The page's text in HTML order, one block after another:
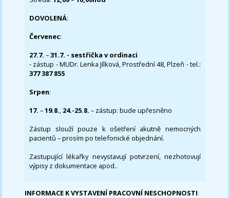
DOVOLENÁ:
Červenec:
27.7.–31.7. - sestřička v ordinaci
- zástup - MUDr. Lenka Jílková, Prostřední 48, Plzeň - tel.:
377 387 855
Srpen:
17. –19.8., 24.-25.8. – zástup: bude upřesněno
Zástup slouží pouze k ošetření akutně nemocných
pacientů – prosím po telefonické objednání.
Zastupující lékařky nevystavují potvrzení, nezhotovují
výpisy z dokumentace apod..
INFORMACE K VYSTAVENÍ PRACOVNÍ NESCHOPNOSTI: